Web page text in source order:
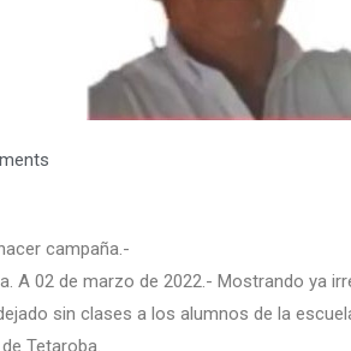
campaña.-
A 02 de marzo de 2022.- Mostrando ya
sin clases a los alumnos de la
Tetaroba.